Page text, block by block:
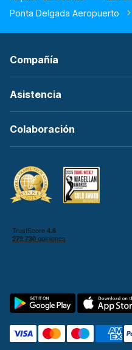
Ponta Delgada Aeropuerto
Compañía
Asistencia
Colaboración